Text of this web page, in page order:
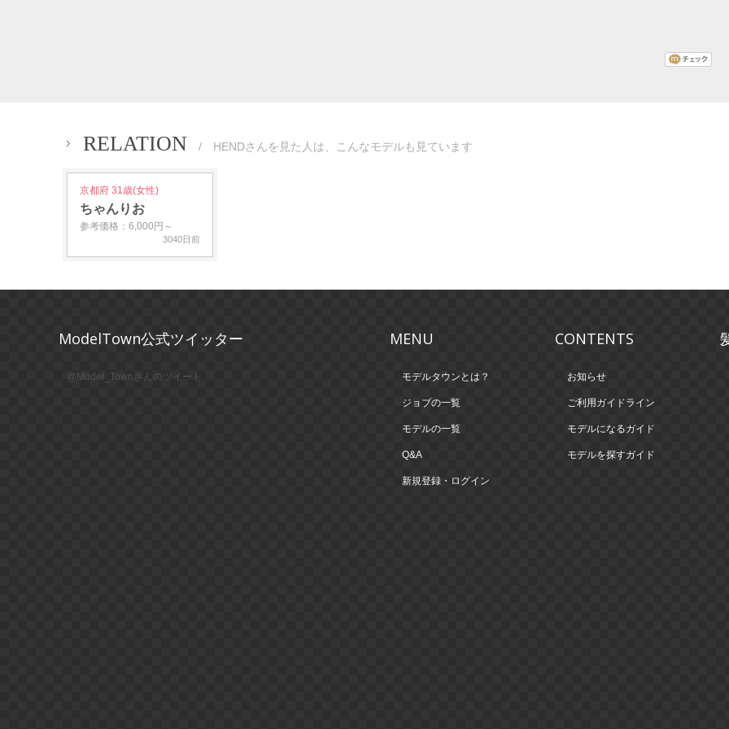
RELATION / HENDさんを見た人は、こんなモデルも見ています
京都府 31歳(女性)
ちゃんりお
参考価格：6,000円～
3040日前
ModelTown公式ツイッター
@Model_Townさんのツイート
MENU
モデルタウンとは？
ジョブの一覧
モデルの一覧
Q&A
新規登録・ログイン
CONTENTS
お知らせ
ご利用ガイドライン
モデルになるガイド
モデルを探すガイド